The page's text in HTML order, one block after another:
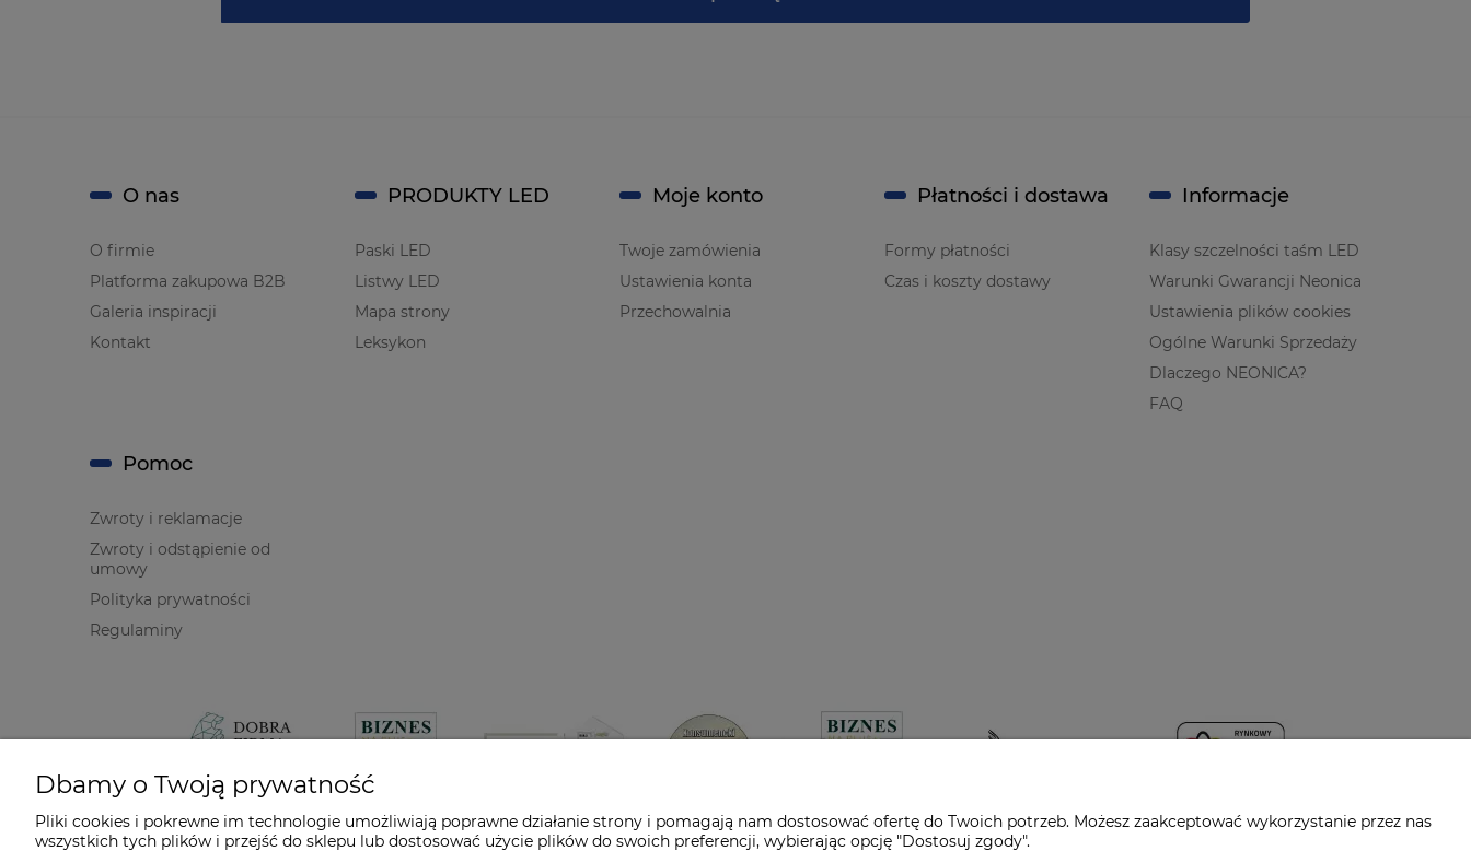
O nas
O firmie
Platforma zakupowa B2B
Galeria inspiracji
Kontakt
PRODUKTY LED
Paski LED
Listwy LED
Mapa strony
Leksykon
Moje konto
Twoje zamówienia
Ustawienia konta
Przechowalnia
Płatności i dostawa
Formy płatności
Czas i koszty dostawy
Informacje
Klasy szczelności taśm LED
Warunki Gwarancji Neonica
Ustawienia plików cookies
Ogólne Warunki Sprzedaży
Dlaczego NEONICA?
FAQ
Pomoc
Zwroty i reklamacje
Zwroty i odstąpienie od
umowy
Polityka prywatności
Regulaminy
Dbamy o Twoją prywatność
Pliki cookies i pokrewne im technologie umożliwiają poprawne działanie strony i pomagają nam dostosować ofertę do Twoich potrzeb. Możesz zaakceptować wykorzystanie przez nas
wszystkich tych plików i przejść do sklepu lub dostosować użycie plików do swoich preferencji, wybierając opcję "Dostosuj zgody".